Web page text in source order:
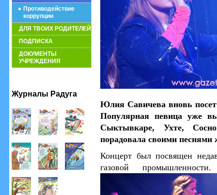
Противодействие
коррупции
ДЛЯ ТВОИХ РОДИТЕЛЕЙ
ПОДПИСКА
ДОКУМЕНТЫ
УЧРЕЖДЕНИЯ
Журналы Радуга
Юлия Савичева вновь
Популярная певица уже
Сыктывкаре, Ухте,
порадовала своими
Концерт был посвящен
газовой